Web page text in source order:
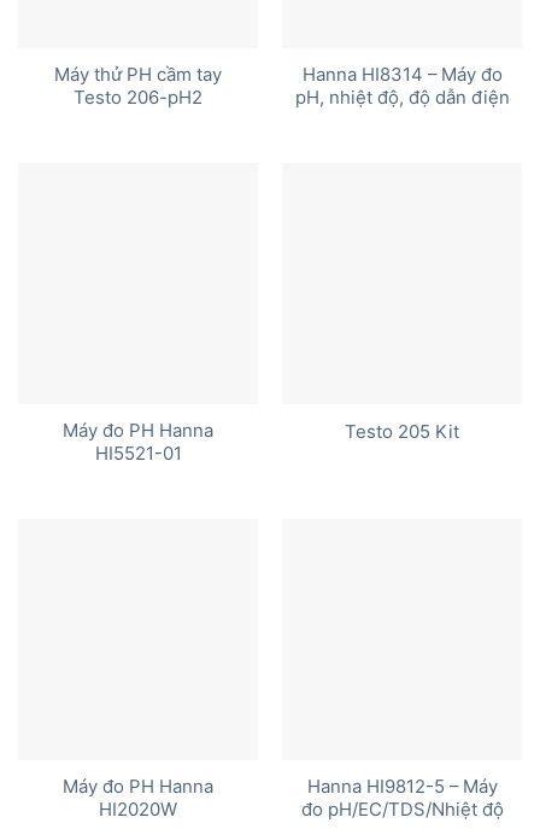
Máy thử PH cầm tay
Testo 206-pH2
Hanna HI8314 – Máy đo
pH, nhiệt độ, độ dẫn điện
Máy đo PH Hanna
HI5521-01
Testo 205 Kit
Máy đo PH Hanna
HI2020W
Hanna HI9812-5 – Máy
đo pH/EC/TDS/Nhiệt độ